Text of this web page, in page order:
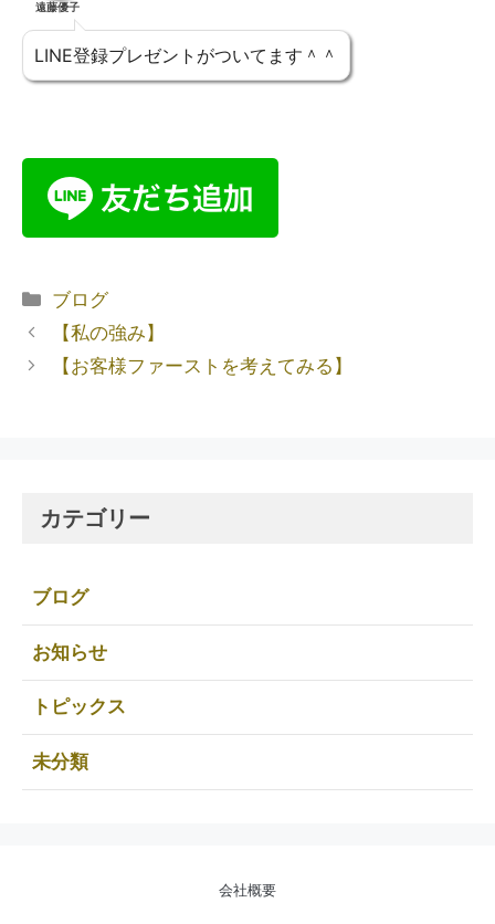
遠藤優子
LINE登録プレゼントがついてます＾＾
ブログ
【私の強み】
【お客様ファーストを考えてみる】
カテゴリー
ブログ
お知らせ
トピックス
未分類
会社概要